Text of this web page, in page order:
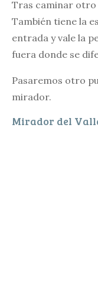
Tras caminar
También tiene la
entrada y vale la
fuera donde se
Pasaremos otro
mirador.
Mirador del